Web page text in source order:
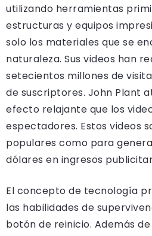
utilizando herramientas
estructuras y equipos
solo los materiales que se
naturaleza. Sus videos han
setecientos millones de
de suscriptores. John Plant
efecto relajante que los
espectadores. Estos videos
populares como para
dólares en ingresos
El concepto de tecnología
las habilidades de
botón de reinicio. Además